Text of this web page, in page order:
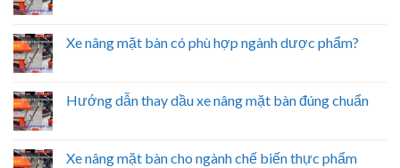
Xe nâng mặt bàn có phù hợp ngành dược phẩm?
Hướng dẫn thay dầu xe nâng mặt bàn đúng chuẩn
Xe nâng mặt bàn cho ngành chế biến thực phẩm